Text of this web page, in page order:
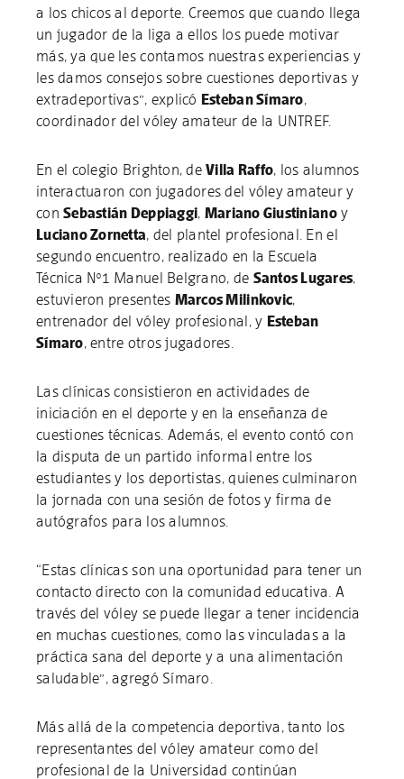
a los chicos al deporte. Creemos que cuando llega
un jugador de la liga a ellos los puede motivar
más, ya que les contamos nuestras experiencias y
les damos consejos sobre cuestiones deportivas y
extradeportivas”, explicó Esteban Símaro,
coordinador del vóley amateur de la UNTREF.
En el colegio Brighton, deVilla Raffo, los alumnos
interactuaron con jugadores del vóley amateur y
conSebastián Deppiaggi, Mariano Giustinianoy
Luciano Zornetta, del plantel profesional. En el
segundo encuentro, realizado en la Escuela
Técnica Nº1 Manuel Belgrano, de Santos Lugares,
estuvieron presentes Marcos Milinkovic,
entrenador del vóley profesional, y Esteban
Símaro, entre otros jugadores.
Las clínicas consistieron en actividades de
iniciación en el deporte y en la enseñanza de
cuestiones técnicas. Además, el evento contó con
la disputa de un partido informal entre los
estudiantes y los deportistas, quienes culminaron
la jornada con una sesión de fotos y firma de
autógrafos para los alumnos.
“Estas clínicas son una oportunidad para tener un
contacto directo con la comunidad educativa. A
través del vóley se puede llegar a tener incidencia
en muchas cuestiones, como las vinculadas a la
práctica sana del deporte y a una alimentación
saludable”, agregó Símaro.
Más allá de la competencia deportiva, tanto los
representantes del vóley amateur como del
profesional de la Universidad continúan